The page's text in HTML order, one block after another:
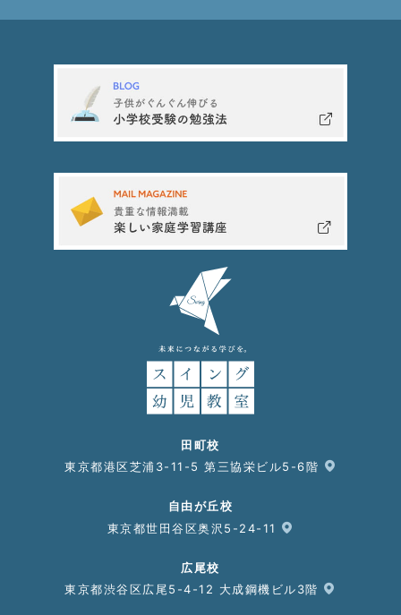
田町校
東京都港区芝浦3-11-5 第三協栄ビル5-6階
自由が丘校
東京都世田谷区奥沢5-24-11
広尾校
東京都渋谷区広尾5-4-12 大成鋼機ビル3階